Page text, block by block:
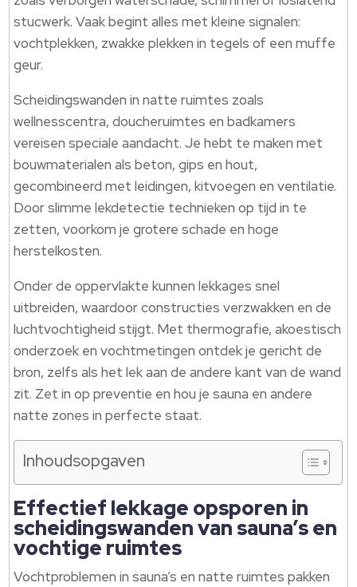
stucwerk. Vaak begint alles met kleine signalen:
vochtplekken, zwakke plekken in tegels of een muffe
geur.
Scheidingswanden in natte ruimtes zoals
wellnesscentra, doucheruimtes en badkamers
vereisen speciale aandacht. Je hebt te maken met
bouwmaterialen als beton, gips en hout,
gecombineerd met leidingen, kitvoegen en ventilatie.
Door slimme lekdetectie technieken op tijd in te
zetten, voorkom je grotere schade en hoge
herstelkosten.
Onder de oppervlakte kunnen lekkages snel
uitbreiden, waardoor constructies verzwakken en de
luchtvochtigheid stijgt. Met thermografie, akoestisch
onderzoek en vochtmetingen ontdek je gericht de
bron, zelfs als het lek aan de andere kant van de wand
zit. Zet in op preventie en hou je sauna en andere
natte zones in perfecte staat.
Inhoudsopgaven
Effectief lekkage opsporen in
scheidingswanden van sauna’s en
vochtige ruimtes
Vochtproblemen in sauna’s en natte ruimtes pakken